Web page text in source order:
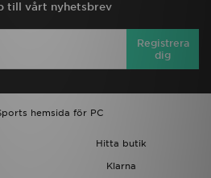
till vårt nyhetsbrev
Registrera
dig
hemsida för PC
Hitta butik
Klarna